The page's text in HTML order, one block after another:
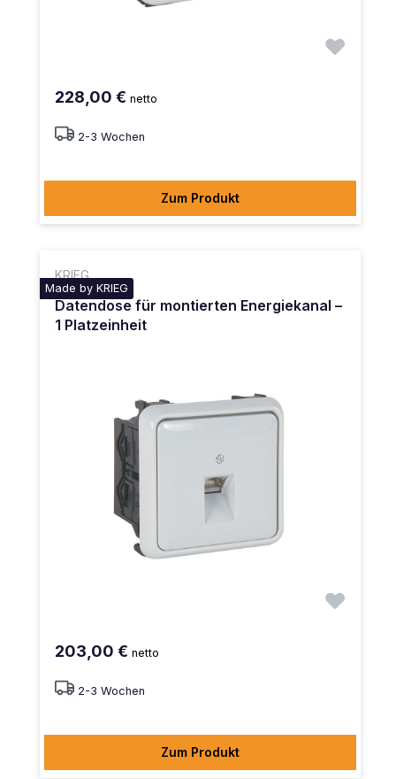
228,00 € netto
2-3 Wochen
Zum Produkt
KRIEG
Made by KRIEG
Datendose für montierten Energiekanal –
1 Platzeinheit
203,00 € netto
2-3 Wochen
Zum Produkt